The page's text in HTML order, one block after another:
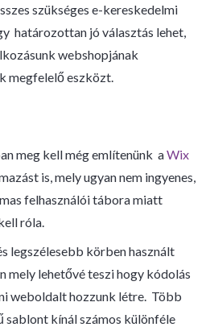
szükséges e-kereskedelmi
határozottan jó választás lehet,
webshopjának
megfelelő eszközt.
meg kell még említenünk aWix
is, mely ugyan nem ingyenes,
felhasználói tábora miatt
róla.
legszélesebb körben használt
mely lehetővé teszi hogy kódolás
weboldalt hozzunk létre. Több
sablont kínál számos különféle